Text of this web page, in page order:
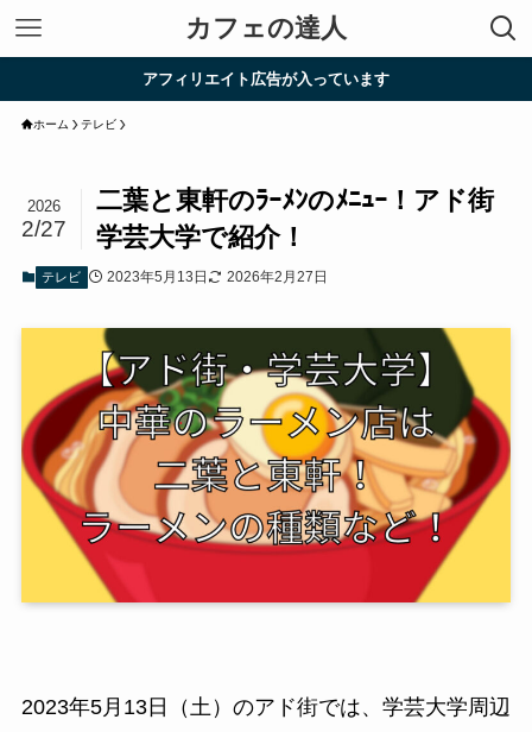
カフェの達人
アフィリエイト広告が入っています
ホーム テレビ
二葉と東軒のﾗｰﾒﾝのﾒﾆｭｰ！アド街
学芸大学で紹介！
2026
2/27
テレビ 2023年5月13日 2026年2月27日
2023年5月13日（土）のアド街では、学芸大学周辺